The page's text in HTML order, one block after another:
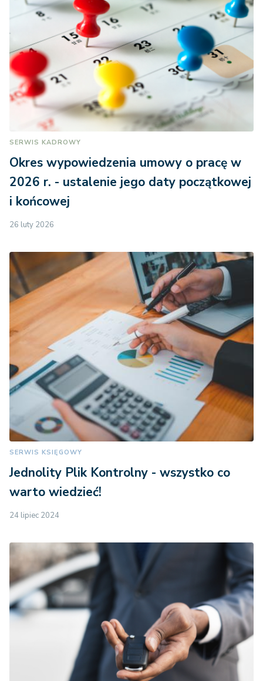
SERWIS KADROWY
Okres wypowiedzenia umowy o pracę w
2026 r. - ustalenie jego daty początkowej
i końcowej
26 luty 2026
SERWIS KSIĘGOWY
Jednolity Plik Kontrolny - wszystko co
warto wiedzieć!
24 lipiec 2024